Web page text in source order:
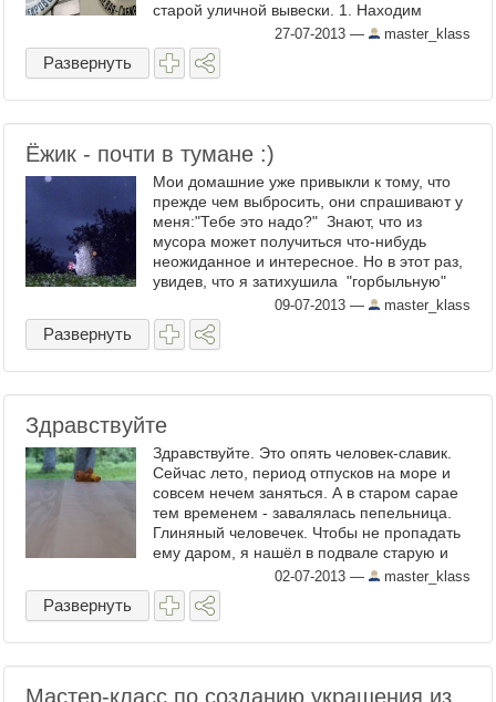
старой уличной вывески. 1. Находим
красивую старую вывеску Договариваемся
с владельцами ...
27-07-2013 — master_klass
Развернуть
Ёжик - почти в тумане :)
Мои домашние уже привыкли к тому, что
прежде чем выбросить, они спрашивают у
меня:"Тебе это надо?" Знают, что из
мусора может получиться что-нибудь
неожиданное и интересное. Но в этот раз,
увидев, что я затихушила "горбыльную"
доску и пучок ржавой проволоки, ...
09-07-2013 — master_klass
Развернуть
Здравствуйте
Здравствуйте. Это опять человек-славик.
Сейчас лето, период отпусков на море и
совсем нечем заняться. А в старом сарае
тем временем - завалялась пепельница.
Глиняный человечек. Чтобы не пропадать
ему даром, я нашёл в подвале старую и
прожжённую доску. На всякий случай
сделал запрос на ...
02-07-2013 — master_klass
Развернуть
Мастер-класс по созданию украшения из